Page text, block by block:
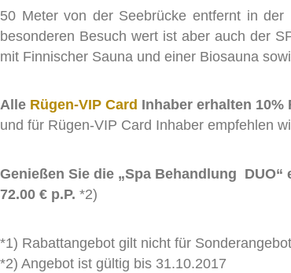
50 Meter von der Seebrücke entfernt in
besonderen Besuch wert ist aber auch der
mit Finnischer Sauna und einer Biosauna
Alle Rügen-VIP Card Inhaber erhalten 10%
und für Rügen-VIP Card Inhaber empfehlen
Genießen Sie die „Spa Behandlung
72.00 € p.P. *2)
*1) Rabattangebot gilt nicht für
*2) Angebot ist gültig bis 31.10.2017